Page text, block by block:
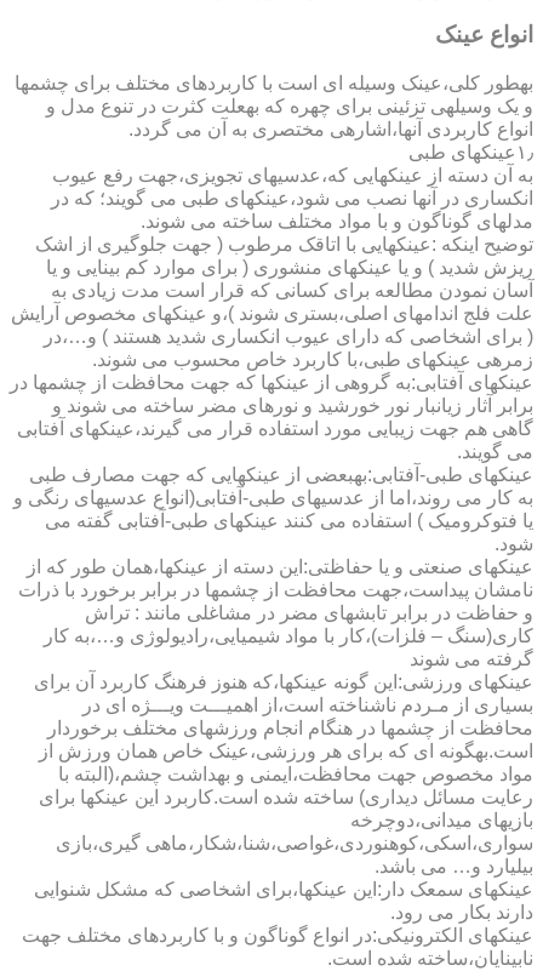
انواع عینک
به­طور کلی،عینک وسیله ای است با کاربردهای مختلف برای چشمها
و یک وسیله­ی تزئینی برای چهره که به­علت کثرت در تنوع مدل و
انواع کاربردی آنها،اشاره­ی مختصری به آن می گردد.
۱٫عینکهای طبی
به آن دسته از عینکهایی که،عدسیهای تجویزی،جهت رفع عیوب
انکساری در آنها نصب می شود،عینکهای طبی می گویند؛ که در
مدلهای گوناگون و با مواد مختلف ساخته می شوند.
توضیح اینکه :عینکهایی با اتاقک مرطوب ( جهت جلوگیری از اشک
ریزش شدید ) و یا عینکهای منشوری ( برای موارد کم بینایی و یا
آسان نمودن مطالعه برای کسانی که قرار است مدت زیادی به
علت فلج اندامهای اصلی،بستری شوند )،و عینکهای مخصوص آرایش
( برای اشخاصی که دارای عیوب انکساری شدید هستند ) و…،در
زمره­ی عینکهای طبی،با کاربرد خاص محسوب می شوند.
عینکهای آفتابی:به گروهی از عینکها که جهت محافظت از چشمها در
برابر آثار زیانبار نور خورشید و نورهای مضر ساخته می شوند و
گاهی هم جهت زیبایی مورد استفاده قرار می گیرند،عینکهای آفتابی
می گویند.
عینکهای طبی-آفتابی:به­بعضی از عینکهایی که جهت مصارف طبی
به کار می روند،اما از عدسیهای طبی-آفتابی(انواع عدسیهای رنگی و
یا فتوکرومیک ) استفاده می کنند عینکهای طبی-آفتابی گفته می
شود.
عینکهای صنعتی و یا حفاظتی:این دسته از عینکها،همان طور که از
نامشان پیداست،جهت محافظت از چشمها در برابر برخورد با ذرات
و حفاظت در برابر تابشهای مضر در مشاغلی مانند : تراش
کاری(سنگ – فلزات)،کار با مواد شیمیایی،رادیولوژی و…،به کار
گرفته می شوند
عینکهای ورزشی:این گونه عینکها،که هنوز فرهنگ کاربرد آن برای
بسیاری از مـردم ناشناخته است،از اهمیـــت ویـــژه ای در
محافظت از چشمها در هنگام انجام ورزشهای مختلف برخوردار
است.به­گونه ای که برای هر ورزشی،عینک خاص همان ورزش از
مواد مخصوص جهت محافظت،ایمنی و بهداشت چشم،(البته با
رعایت مسائل دیداری) ساخته شده است.کاربرد این عینکها برای
بازیهای میدانی،دوچرخه
سواری،اسکی،کوهنوردی،غواصی،شنا،شکار،ماهی گیری،بازی
بیلیارد و… می باشد.
عینکهای سمعک دار:این عینکها،برای اشخاصی که مشکل شنوایی
دارند بکار می رود.
عینکهای الکترونیکی:در انواع گوناگون و با کاربردهای مختلف جهت
نابینایان،ساخته شده است.